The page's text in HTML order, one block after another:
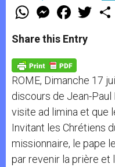
W
t
s
p
p
M
e
s
e
g
e
r
F
a
e
b
o
k
w
Share this Entry
ROME, Dimanche 17
discours de Jean-Paul
visite ad limina et que
Invitant les Chrétiens
missionnaire, le pape
par revenir la prière et